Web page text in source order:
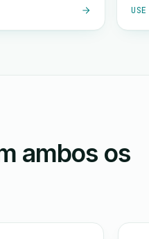
ambos os